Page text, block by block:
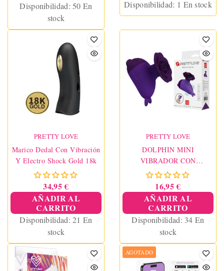
Disponibilidad:50 En
stock
Disponibilidad: 1 En stock
PRETTY LOVE
Marico Dedal Con Vibración
Y Electro Shock Gold 18k
34,95 €
AÑADIR AL
CARRITO
Disponibilidad:21 En
stock
PRETTY LOVE
DOLPHIN MINI
VIBRADOR CON
SUJECIÓN
16,95 €
AÑADIR AL
CARRITO
Disponibilidad: 34 En
stock
AGOTADO